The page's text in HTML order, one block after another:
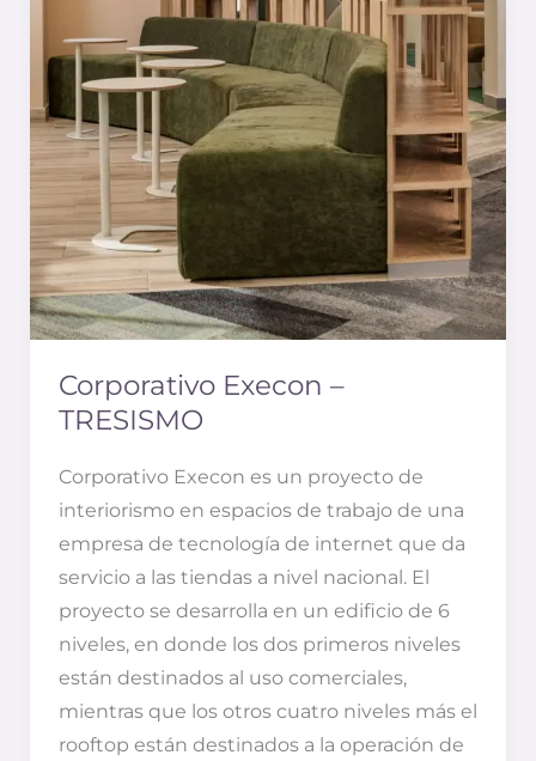
Corporativo Execon –
TRESISMO
Corporativo Execon es un proyecto de
interiorismo en espacios de trabajo de una
empresa de tecnología de internet que da
servicio a las tiendas a nivel nacional. El
proyecto se desarrolla en un edificio de 6
niveles, en donde los dos primeros niveles
están destinados al uso comerciales,
mientras que los otros cuatro niveles más el
rooftop están destinados a la operación de